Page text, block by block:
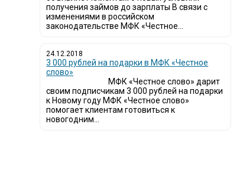
получения займов до зарплаты В связи с
изменениями в российском
законодательстве МФК «Честное...
24.12.2018
3 000 рублей на подарки в МФК «Честное
слово»
МФК «Честное слово» дарит
своим подписчикам 3 000 рублей на подарки
к Новому году МФК «Честное слово»
помогает клиентам готовиться к
новогодним...